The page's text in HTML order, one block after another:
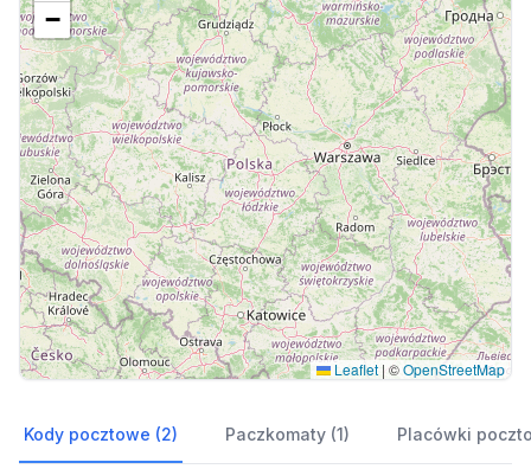
−
Leaflet | ©OpenStreetMap
Kody pocztowe (2) Paczkomaty (1) Placówki